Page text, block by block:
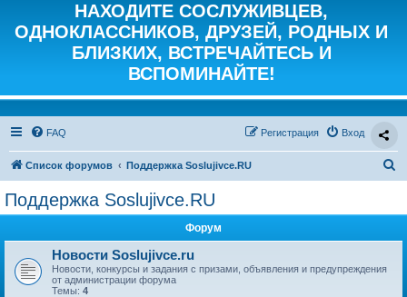
НАХОДИТЕ СОСЛУЖИВЦЕВ,
ОДНОКЛАССНИКОВ, ДРУЗЕЙ, РОДНЫХ И
БЛИЗКИХ, ВСТРЕЧАЙТЕСЬ И
ВСПОМИНАЙТЕ!
FAQ Вход
Регистрация
Список форумов Поддержка Soslujivce.RU
Поддержка Soslujivce.RU
Форум
Новости Soslujivce.ru
Новости, конкурсы и задания с призами, объявления и предупреждения
от администрации форума
Темы: 4